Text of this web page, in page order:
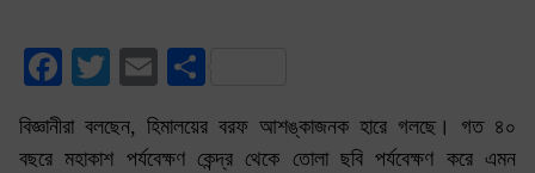
Facebook
TwitterEmail
বিজ্ঞানীরা বলছেন, হিমালয়ের বরফ আশঙ্কাজনক হারে গলছে। গত ৪০
বছরে মহাকাশ পর্যবেক্ষণ কেন্দ্র থেকে তোলা ছবি পর্যবেক্ষণ করে এমন